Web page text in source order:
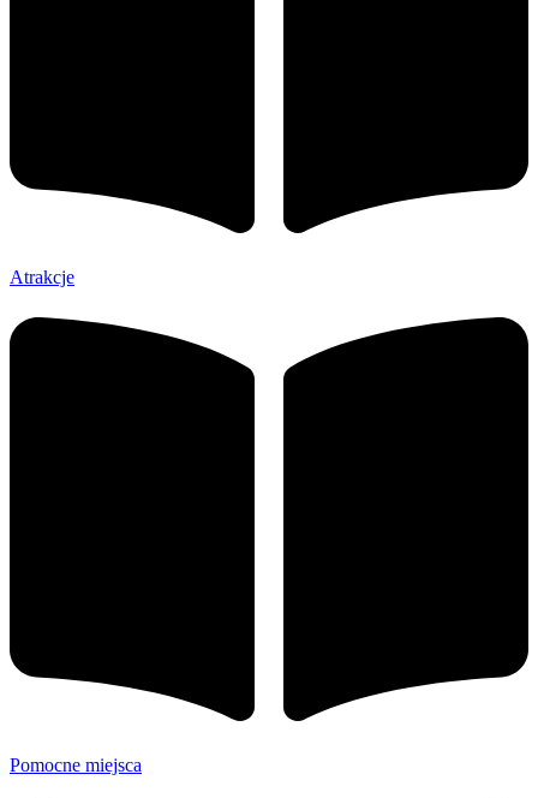
Atrakcje
Pomocne miejsca